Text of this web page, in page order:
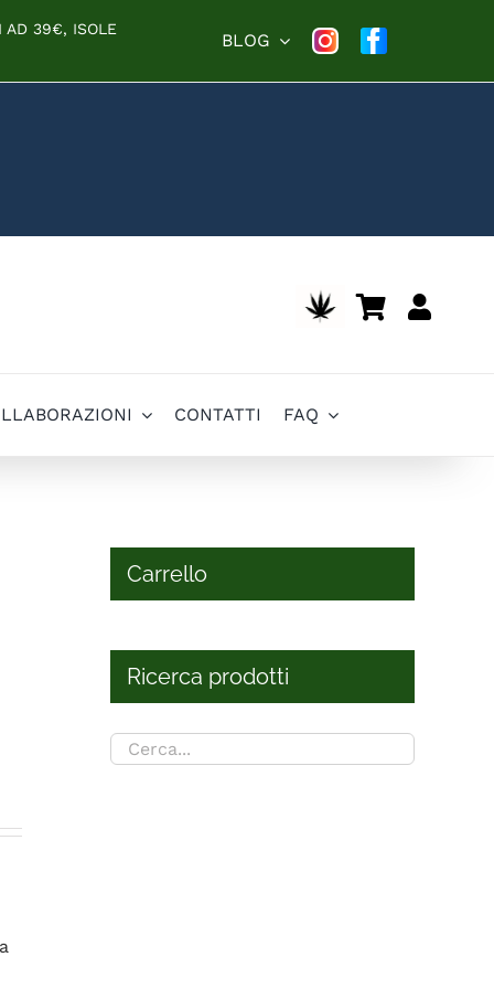
AD 39€, ISOLE
BLOG
CONTATTI FAQ
Carrello
Ricerca prodotti